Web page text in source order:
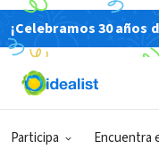
¡Celebramos 30 años
Participa Encuentra
ORGANIZACIÓN
Park Avenue